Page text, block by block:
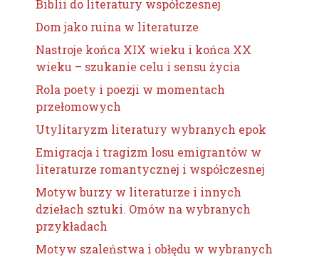
Biblii do literatury współczesnej
Dom jako ruina w literaturze
Nastroje końca XIX wieku i końca XX
wieku – szukanie celu i sensu życia
Rola poety i poezji w momentach
przełomowych
Utylitaryzm literatury wybranych epok
Emigracja i tragizm losu emigrantów w
literaturze romantycznej i współczesnej
Motyw burzy w literaturze i innych
dziełach sztuki. Omów na wybranych
przykładach
Motyw szaleństwa i obłędu w wybranych